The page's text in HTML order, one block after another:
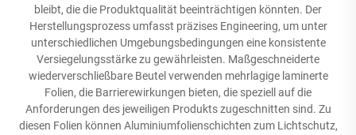
bleibt, die die Produktqualität beeinträchtigen könnten. Der
Herstellungsprozess umfasst präzises Engineering, um unter
unterschiedlichen Umgebungsbedingungen eine konsistente
Versiegelungsstärke zu gewährleisten. Maßgeschneiderte
wiederverschließbare Beutel verwenden mehrlagige laminerte
Folien, die Barrierewirkungen bieten, die speziell auf die
Anforderungen des jeweiligen Produkts zugeschnitten sind. Zu
diesen Folien können Aluminiumfolienschichten zum Lichtschutz,